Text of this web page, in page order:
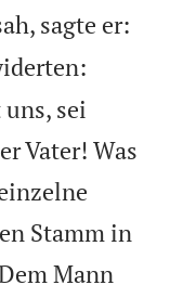
sagte er:
sei
Vater! Was
Stamm in
Mann